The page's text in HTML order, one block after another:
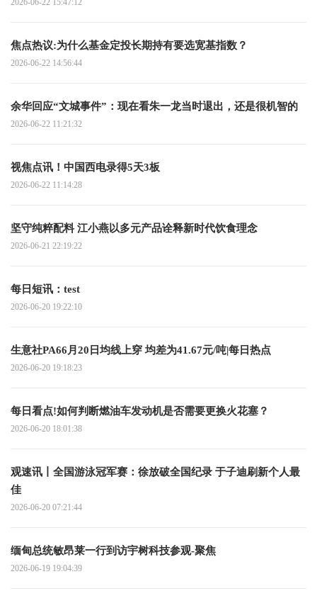
2026-06-22 15:47:12
焦点热议:为什么基金定投长期持有要选宽基指数？
2026-06-22 14:56:44
余华回应“文城事件”：现在看朱一龙当时退出，还是很机智的
2026-06-22 11:21:32
视焦点讯！中国西电录得5天3板
2026-06-22 11:14:28
坚守纯粹配料 江小燕以多元产品诠释新时代饮食理念
2026-06-21 22:19:22
每日短讯：test
2026-06-20 19:22:10
生意社PA66月20日均线上穿 均差为41.67元/吨|每日热点
2026-06-20 19:18:23
每日看点!如何判断燃油车发动机是否需要更换火花塞？
2026-06-20 18:01:38
观速讯丨全国游泳冠军赛：徐放破全国纪录 于子迪刷新个人最
佳
2026-06-20 07:21:44
缅甸总统敏昂莱一行到访宇树科技参观-聚焦
2026-06-19 19:04:39